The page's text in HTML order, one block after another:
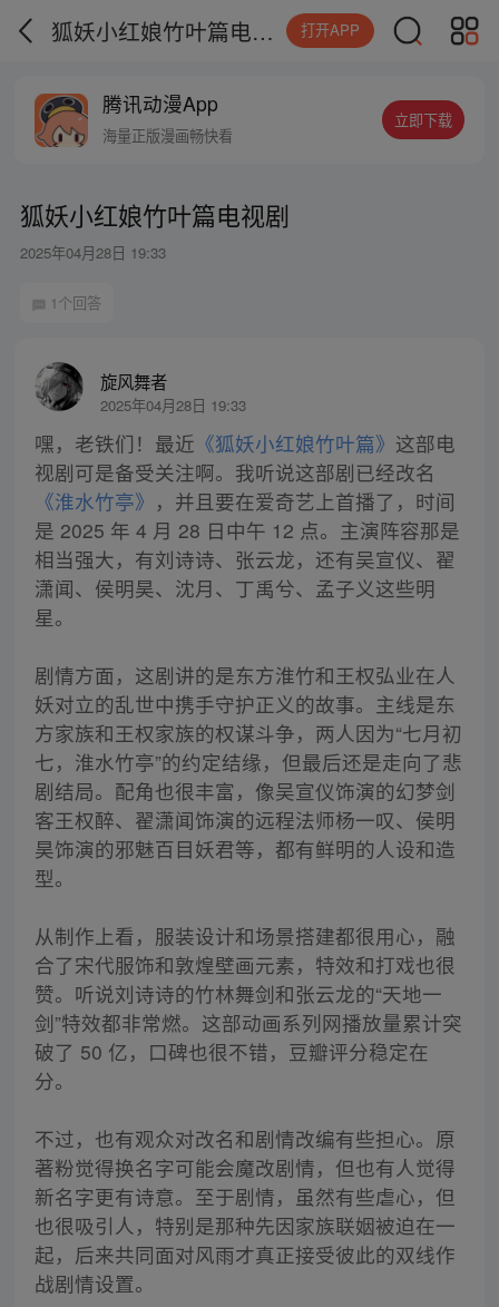
狐妖小红娘竹叶篇电视剧 打开APP
腾讯动漫App
海量正版漫画畅快看
立即下载
狐妖小红娘竹叶篇电视剧
2025年04月28日 19:33
1个回答
旋风舞者
2025年04月28日 19:33
嘿，老铁们！最近 《狐妖小红娘竹叶篇》 这部电
视剧可是备受关注啊。我听说这部剧已经改名
《淮水竹亭》 ，并且要在爱奇艺上首播了，时间
是 2025 年 4 月 28 日中午 12 点。主演阵容那是
相当强大，有刘诗诗、张云龙，还有吴宣仪、翟
潇闻、侯明昊、沈月、丁禹兮、孟子义这些明
星。
剧情方面，这剧讲的是东方淮竹和王权弘业在人
妖对立的乱世中携手守护正义的故事。主线是东
方家族和王权家族的权谋斗争，两人因为“七月初
七，淮水竹亭”的约定结缘，但最后还是走向了悲
剧结局。配角也很丰富，像吴宣仪饰演的幻梦剑
客王权醉、翟潇闻饰演的远程法师杨一叹、侯明
昊饰演的邪魅百目妖君等，都有鲜明的人设和造
型。
从制作上看，服装设计和场景搭建都很用心，融
合了宋代服饰和敦煌壁画元素，特效和打戏也很
赞。听说刘诗诗的竹林舞剑和张云龙的“天地一
剑”特效都非常燃。这部动画系列网播放量累计突
破了 50 亿，口碑也很不错，豆瓣评分稳定在
分。
不过，也有观众对改名和剧情改编有些担心。原
著粉觉得换名字可能会魔改剧情，但也有人觉得
新名字更有诗意。至于剧情，虽然有些虐心，但
也很吸引人，特别是那种先因家族联姻被迫在一
起，后来共同面对风雨才真正接受彼此的双线作
战剧情设置。